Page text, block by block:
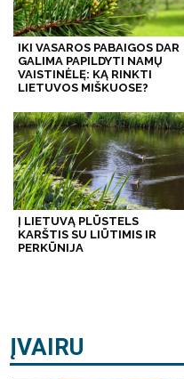
IKI VASAROS PABAIGOS DAR
GALIMA PAPILDYTI NAMŲ
VAISTINĖLĘ: KĄ RINKTI
LIETUVOS MIŠKUOSE?
Į LIETUVĄ PLŪSTELS
KARŠTIS SU LIŪTIMIS IR
PERKŪNIJA
ĮVAIRU